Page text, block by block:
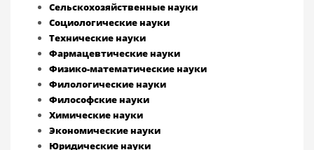
Сельскохозяйственные науки
Социологические науки
Технические науки
Фармацевтические науки
Физико-математические науки
Филологические науки
Философские науки
Химические науки
Экономические науки
Юридические науки